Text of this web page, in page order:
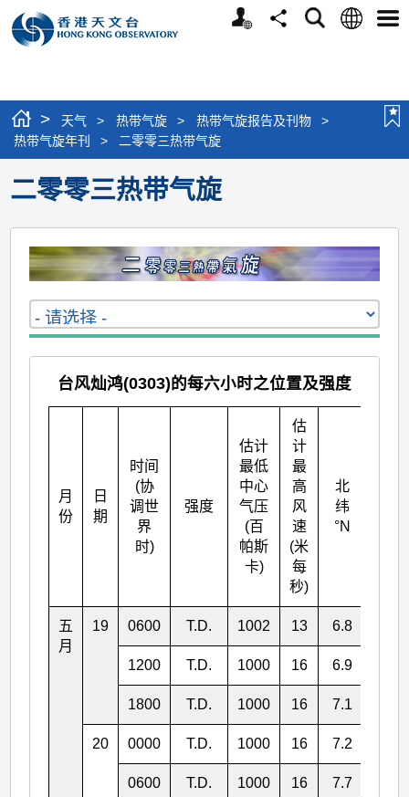
个
分
搜
语
选
> 天气 > 热带气旋 > 热带气旋报告及刊物
>
热带气旋年刊
> 二零零三热带气旋
二零零三热带气旋
台风灿鸿(0303)的每六小时之位置及强度
月
份
日
期
时间
(协
调世
界
时)
强度
估计
最低
中心
气压
(百
帕斯
卡)
估
计
最
高
风
速
(米
每
秒)
北
纬
°N
五
月
19 0600 T.D. 1002 13 6.8
1200 T.D. 1000 16 6.9
1800 T.D. 1000 16 7.1
20 0000 T.D. 1000 16 7.2
0600 T.D. 1000 16 7.7